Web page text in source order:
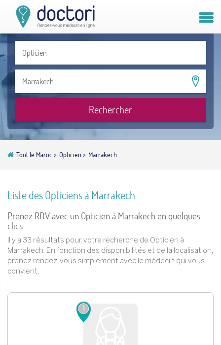
Compte patient
Compte médecin
Rechercher
Tout le Maroc> Opticien> Marrakech
Liste des Opticiens à Marrakech
Prenez RDV avec un Opticien à Marrakech en quelques
clics
Il y a 33 résultats pour votre recherche de Opticien à
Marrakech. En fonction des disponibilités et de la localisation,
prenez rendez-vous simplement avec le médecin qui vous
convient.
1